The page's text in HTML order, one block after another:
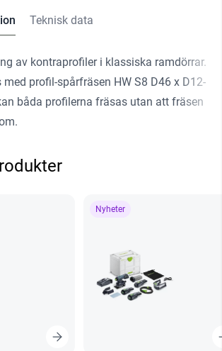
Teknisk data
av kontraprofiler i klassiska ramdörrar.
med profil-spårfräsen HW S8 D46 x D12-
båda profilerna fräsas utan att fräsen
Nyheter